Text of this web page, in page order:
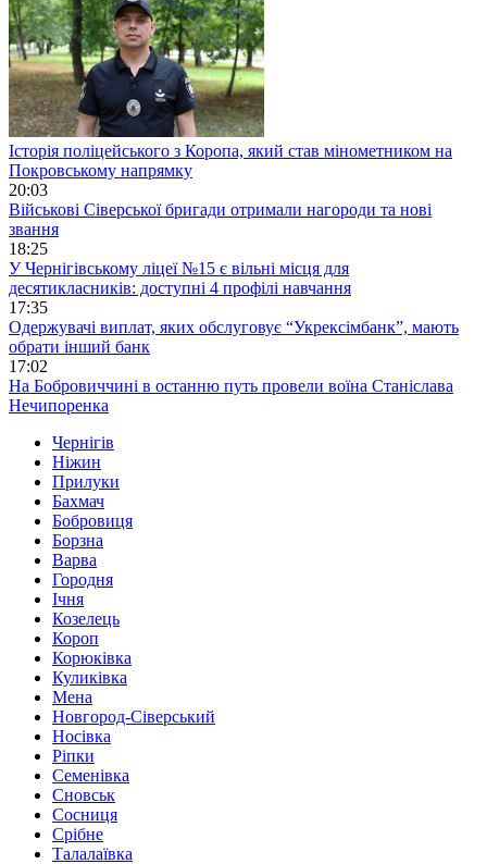
Історія поліцейського з Коропа, який став мінометником на
Покровському напрямку
20:03
Військові Сіверської бригади отримали нагороди та нові
звання
18:25
У Чернігівському ліцеї №15 є вільні місця для
десятикласників: доступні 4 профілі навчання
17:35
Одержувачі виплат, яких обслуговує “Укрексімбанк”, мають
обрати інший банк
17:02
На Бобровиччині в останню путь провели воїна Станіслава
Нечипоренка
Чернігів
Ніжин
Прилуки
Бахмач
Бобровиця
Борзна
Варва
Городня
Ічня
Козелець
Короп
Корюківка
Куликівка
Мена
Новгород-Сіверський
Носівка
Ріпки
Семенівка
Сновськ
Сосниця
Срібне
Талалаївка